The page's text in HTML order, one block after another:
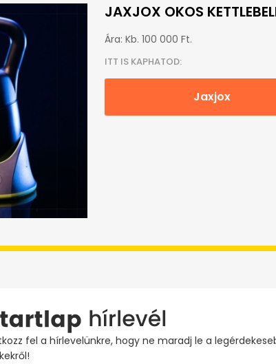
JAXJOX OKOS
Ára: Kb. 100 000 Ft.
ITT IS KAPHATOD:
Jaxjox
fel a hírlevelünkre, hogy ne maradj le a